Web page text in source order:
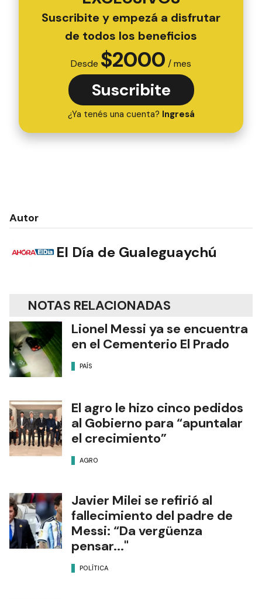
Suscribite y empezá a disfrutar
de todos los beneficios
Desde $2000 / mes
Suscribite
¿Ya tenés una cuenta? Ingresá
Autor
El Día de Gualeguaychú
NOTAS RELACIONADAS
Lionel Messi ya se encuentra
en el Cementerio El Prado
PAÍS
El agro le hizo cinco pedidos
al Gobierno para “apuntalar
el crecimiento”
AGRO
Javier Milei se refirió al
fallecimiento del padre de
Messi: “Da vergüenza
pensar..."
POLÍTICA